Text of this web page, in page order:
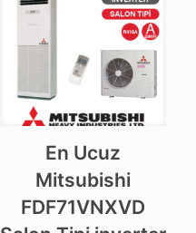
En Ucuz
Mitsubishi
FDF71VNXVD